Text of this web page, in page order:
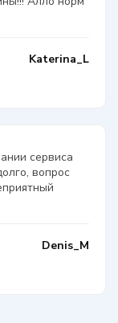
Katerina_L
сервиса
вопрос
Denis_M